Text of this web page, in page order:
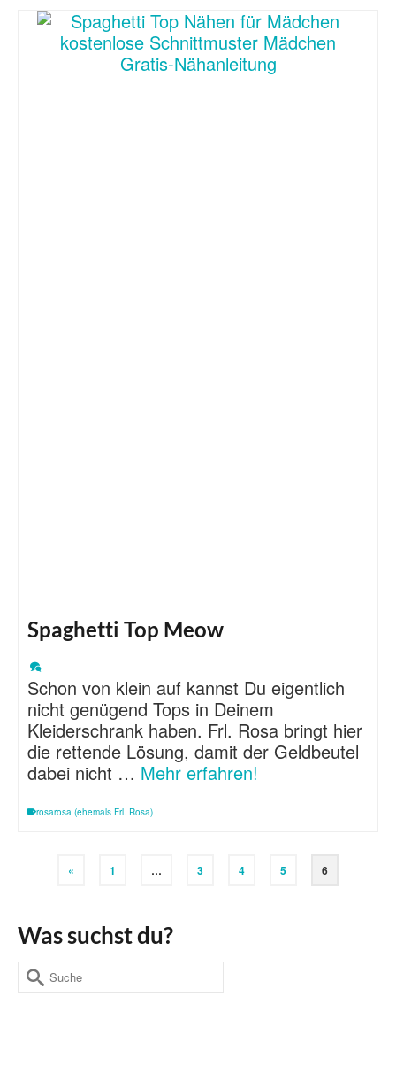
Spaghetti Top Meow
Schon von klein auf kannst Du eigentlich
nicht genügend Tops in Deinem
Kleiderschrank haben. Frl. Rosa bringt hier
die rettende Lösung, damit der Geldbeutel
dabei nicht … Mehr erfahren!
rosarosa (ehemals Frl. Rosa)
« 1 … 3 4 5 6
Was suchst du?
Suche
nach: